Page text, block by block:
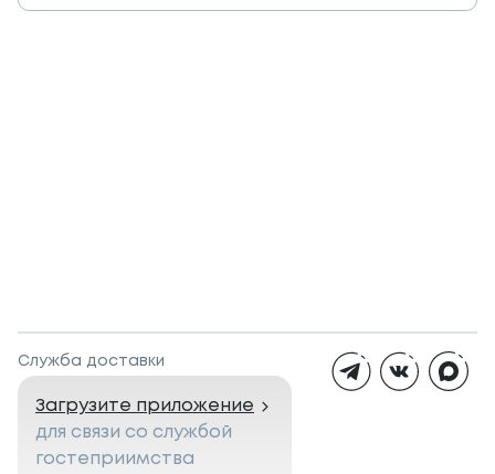
Служба доставки
Загрузите приложение
для связи со службой
гостеприимства